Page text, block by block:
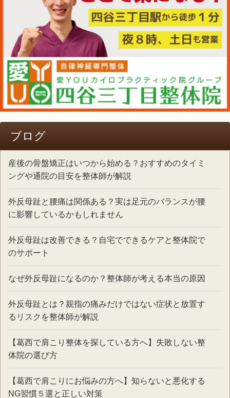
ブログ
産後の骨盤矯正はいつから始める？おすすめのタイミ
ングや通院の目安を整体師が解説
外反母趾と腰痛は関係ある？実は足元のバランスが腰
に影響しているかもしれません
外反母趾は改善できる？自宅でできるケアと整体院で
のサポート
なぜ外反母趾になるのか？整体師が考える本当の原因
外反母趾とは？親指の痛みだけではない症状と放置す
るリスクを整体師が解説
【葛西で肩こり整体を探している方へ】失敗しない整
体院の選び方
【葛西で肩こりにお悩みの方へ】知らないと悪化する
NG習慣５選と正しい対策